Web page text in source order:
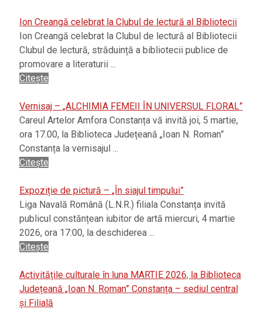
Ion Creangă celebrat la Clubul de lectură al Bibliotecii
Ion Creangă celebrat la Clubul de lectură al Bibliotecii
Clubul de lectură, străduință a bibliotecii publice de
promovare a literaturii ...
Citește
Vernisaj – „ALCHIMIA FEMEII ÎN UNIVERSUL FLORAL”
Careul Artelor Amfora Constanța vă invită joi, 5 martie,
ora 17.00, la Biblioteca Județeană „Ioan N. Roman”
Constanța la vernisajul ...
Citește
Expoziție de pictură – „În siajul timpului”
Liga Navală Română (L.N.R.) filiala Constanța invită
publicul constănțean iubitor de artă miercuri, 4 martie
2026, ora 17:00, la deschiderea ...
Citește
Activitățile culturale în luna MARTIE 2026, la Biblioteca
Județeană „Ioan N. Roman” Constanța – sediul central
și Filială